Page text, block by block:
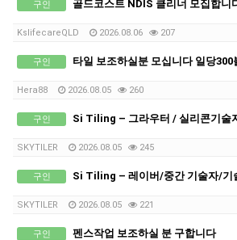
구인 골드코스트 NDIS 클리너 모집합니
KslifecareQLD 2026.08.06 207
구인 타일 보조하실분 모십니다 일당300
Hera88 2026.08.05 260
구인 Si Tiling – 그라우터 / 실리콘기술자
SKYTILER 2026.08.05 245
구인 Si Tiling – 레이버/중간 기술자/기술자/슈퍼바
SKYTILER 2026.08.05 221
구인 펜스작업 보조하실 분 구합니다